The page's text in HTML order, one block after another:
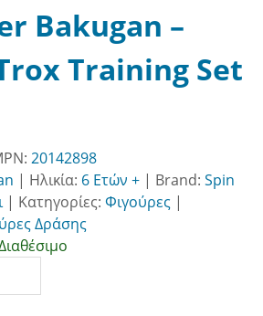
Bakugan –
Training Set
20142898
| Ηλικία: 6 Ετών + | Brand: Spin
| Κατηγορίες: Φιγούρες |
Δράσης